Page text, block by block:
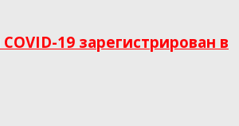
19 зарегистрирован в